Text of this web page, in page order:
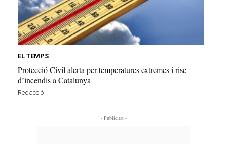
EL TEMPS
Protecció Civil alerta per temperatures extremes i risc
d’incendis a Catalunya
Redacció
- Publicitat -